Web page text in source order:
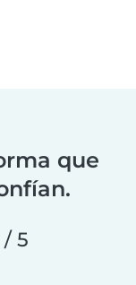
que
/ 5